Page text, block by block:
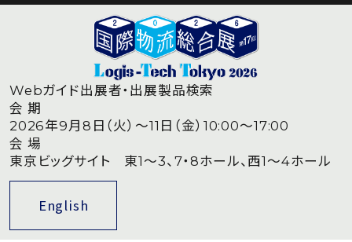
Webガイド出展者・出展製品検索
会 期
2026年9月8日（火）〜11日（金）10:00〜17:00
会 場
東京ビッグサイト 東1〜3、7・8ホール、西1〜4ホール
English